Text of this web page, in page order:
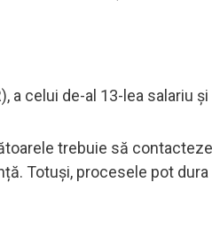
a celui de-al 13-lea salariu
trebuie să
Totuși, procesele pot dura